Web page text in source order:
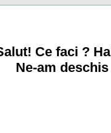
Ce faci ?
Ne-am